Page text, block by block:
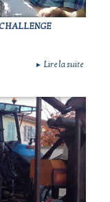
► Lire la suite